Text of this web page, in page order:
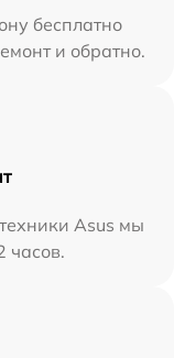
бесплатно
и обратно.
Asus мы
часов.